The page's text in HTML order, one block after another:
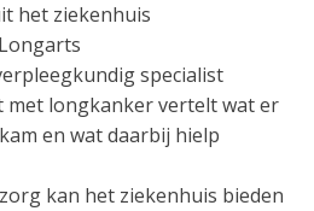
het ziekenhuis
specialist
met longkanker vertelt wat er
en wat daarbij hielp
kan het ziekenhuis bieden